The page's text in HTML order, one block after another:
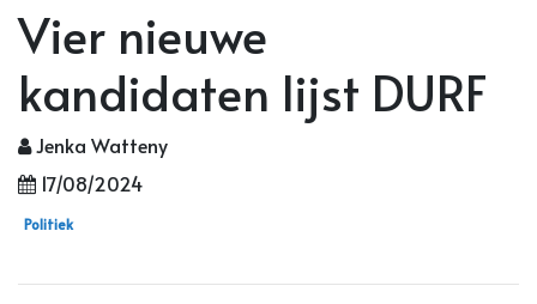
Vier nieuwe
kandidaten lijst DURF
Jenka Watteny
17/08/2024
Politiek